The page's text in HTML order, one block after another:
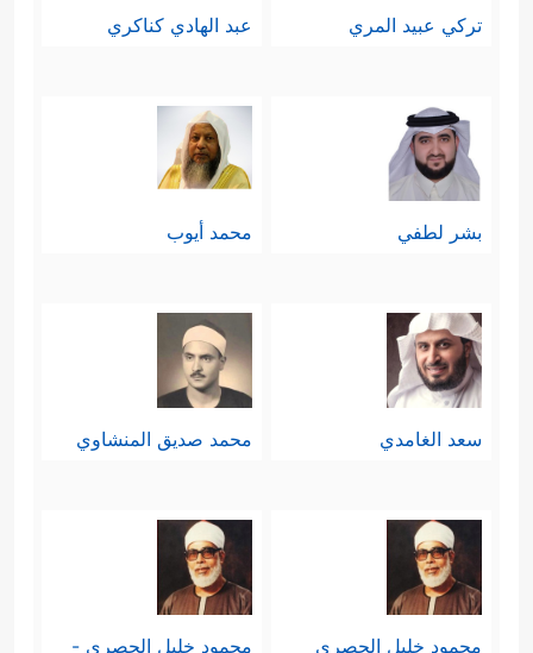
تركي عبيد المري عبد الهادي كناكري
بشر لطفي محمد أيوب
سعد الغامدي محمد صديق المنشاوي
محمود خليل الحصري
محمود خليل الحصري -